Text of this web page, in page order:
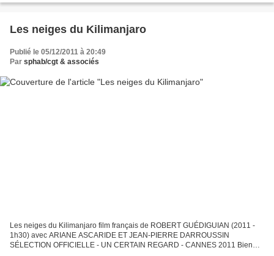
Les neiges du Kilimanjaro
Publié le 05/12/2011 à 20:49
Par sphab/cgt & associés
Les neiges du Kilimanjaro film français de ROBERT GUÉDIGUIAN (2011 -
1h30) avec ARIANE ASCARIDE ET JEAN-PIERRE DARROUSSIN
SÉLECTION OFFICIELLE - UN CERTAIN REGARD - CANNES 2011 Bien